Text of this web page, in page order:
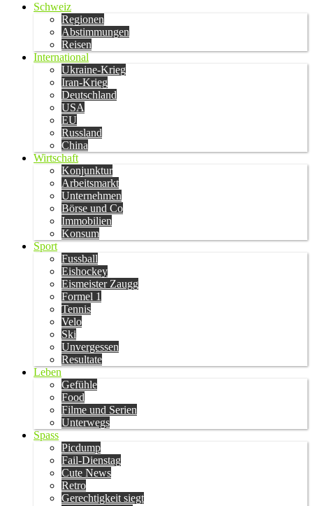
Schweiz
Regionen
Abstimmungen
Reisen
International
Ukraine-Krieg
Iran-Krieg
Deutschland
USA
EU
Russland
China
Wirtschaft
Konjunktur
Arbeitsmarkt
Unternehmen
Börse und Co
Immobilien
Konsum
Sport
Fussball
Eishockey
Eismeister Zaugg
Formel 1
Tennis
Velo
Ski
Unvergessen
Resultate
Leben
Gefühle
Food
Filme und Serien
Unterwegs
Spass
Picdump
Fail-Dienstag
Cute News
Retro
Gerechtigkeit siegt